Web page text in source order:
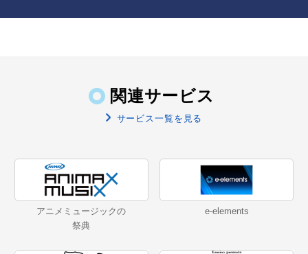
関連サービス
サービス一覧を見る
アニメミュージックの
祭典
e-elements